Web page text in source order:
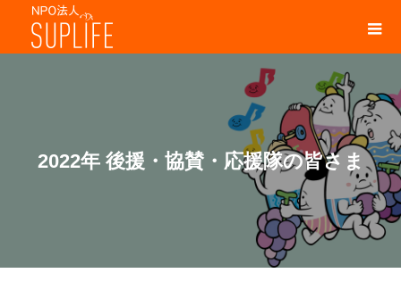
2022年 後援・協賛・応援隊の皆さま